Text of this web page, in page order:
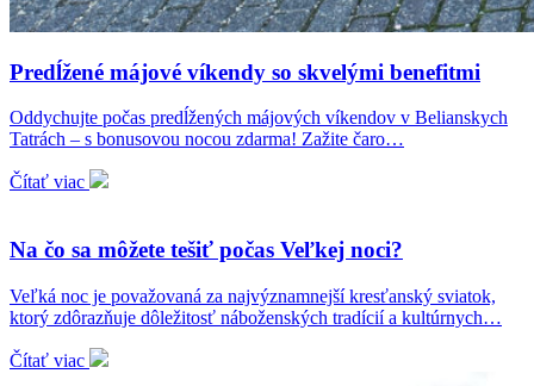
Predĺžené májové víkendy so skvelými benefitmi
Oddychujte počas predĺžených májových víkendov v Belianskych
Tatrách – s bonusovou nocou zdarma! Zažite čaro…
Čítať viac
Na čo sa môžete tešiť počas Veľkej noci?
Veľká noc je považovaná za najvýznamnejší kresťanský sviatok,
ktorý zdôrazňuje dôležitosť náboženských tradícií a kultúrnych…
Čítať viac